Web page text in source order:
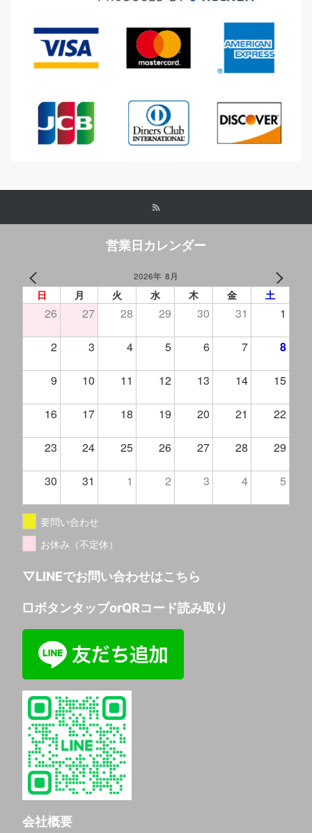
営業日カレンダー
2026年 8月
日 月 火 水 木 金 土
26 27 28 29 30 31 1
2 3 4 5 6 7 8
9 10 11 12 13 14 15
16 17 18 19 20 21 22
23 24 25 26 27 28 29
30 31 1 2 3 4 5
要問い合わせ
お休み（不定休）
▽LINEでお問い合わせはこちら
□ボタンタップorQRコード読み取り
会社概要